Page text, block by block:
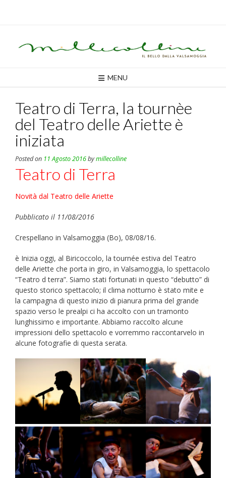
MENU
Teatro di Terra, la tournèe
del Teatro delle Ariette è
iniziata
Posted on 11 Agosto 2016bymillecolline
Teatro di Terra
Novità dal Teatro delle Ariette
Pubblicato il 11/08/2016
Crespellano in Valsamoggia (Bo), 08/08/16.
è Inizia oggi, al Biricoccolo, la tournée estiva del Teatro
delle Ariette che porta in giro, in Valsamoggia, lo spettacolo
“Teatro d terra”. Siamo stati fortunati in questo “debutto” di
questo storico spettacolo; il clima notturno è stato mite e
la campagna di questo inizio di pianura prima del grande
spazio verso le prealpi ci ha accolto con un tramonto
lunghissimo e importante. Abbiamo raccolto alcune
impressioni dello spettacolo e vorremmo raccontarvelo in
alcune fotografie di questa serata.